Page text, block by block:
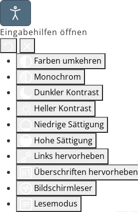
Eingabehilfen öffnen
Farben umkehren
Monochrom
Dunkler Kontrast
Heller Kontrast
Niedrige Sättigung
Hohe Sättigung
Links hervorheben
Überschriften hervorheben
Bildschirmleser
Lesemodus